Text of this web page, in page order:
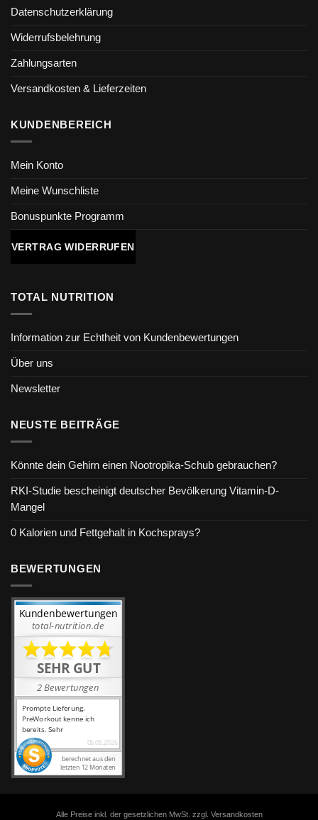
Datenschutzerklärung
Widerrufsbelehrung
Zahlungsarten
Versandkosten & Lieferzeiten
KUNDENBEREICH
Mein Konto
Meine Wunschliste
Bonuspunkte Programm
VERTRAG WIDERRUFEN
TOTAL NUTRITION
Information zur Echtheit von Kundenbewertungen
Über uns
Newsletter
NEUSTE BEITRÄGE
Könnte dein Gehirn einen Nootropika-Schub gebrauchen?
RKI-Studie bescheinigt deutscher Bevölkerung Vitamin-D-
Mangel
0 Kalorien und Fettgehalt in Kochsprays?
BEWERTUNGEN
Alle Preise inkl. der gesetzlichen MwSt. zzgl. Versandkosten